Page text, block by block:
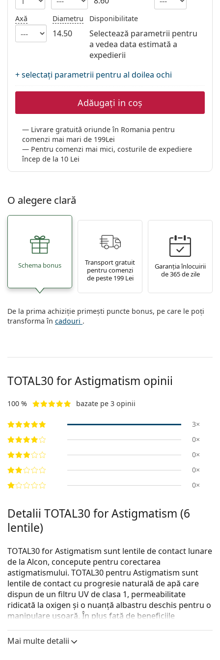
Persol
Prada
Axă Diametru
14.50
Disponibilitate
Selectează parametrii pentru
a vedea data estimată a
expedierii
+ selectați parametrii pentru al doilea ochi
Adăugați in coș
Livrare gratuită oriunde în Romania pentru
comenzi mai mari de 199Lei
Pentru comenzi mai mici, costurile de expediere
încep de la 10 Lei
O alegere clară
Schema bonus
Transport gratuit
pentru comenzi
de peste 199 Lei
Garanția înlocuirii
de 365 de zile
De la prima achiziție primești puncte bonus, pe care le poți
transforma în cadouri .
TOTAL30 for Astigmatism opinii
100 % bazate pe 3 opinii
3×
0×
0×
0×
0×
Detalii TOTAL30 for Astigmatism (6
lentile)
TOTAL30 for Astigmatism sunt lentile de contact lunare
de la Alcon, concepute pentru corectarea
astigmatismului. TOTAL30 pentru Astigmatism sunt
lentile de contact cu progresie naturală de apă care
dispun de un filtru UV de clasa 1, permeabilitate
ridicată la oxigen și o nuanță albastru deschis pentru o
manipulare ușoară. În plus față de beneficiile
pentru Astigmatism au tehnologii unice care asigură o
Mai multe detalii